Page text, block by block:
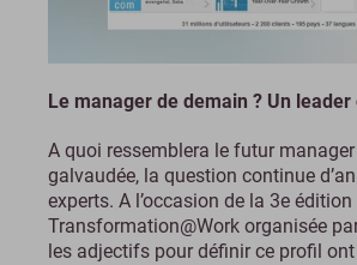
Le manager de demain ? Un
A quoi ressemblera le futur
galvaudée, la question continue
experts. A l’occasion de la 3e édition
Transformation@Work organisée
les adjectifs pour définir ce profil